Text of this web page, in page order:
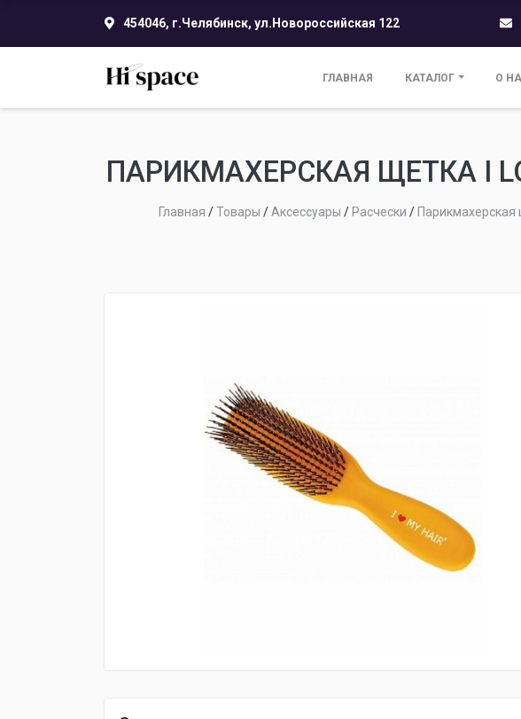
454046, г.Челябинск, ул.Новороссийская 122
ГЛАВНАЯ КАТАЛОГ О
ПАРИКМАХЕРСКАЯ ЩЕТКА I
Главная /Товары /Аксессуары / Расчески / Парикмахерская